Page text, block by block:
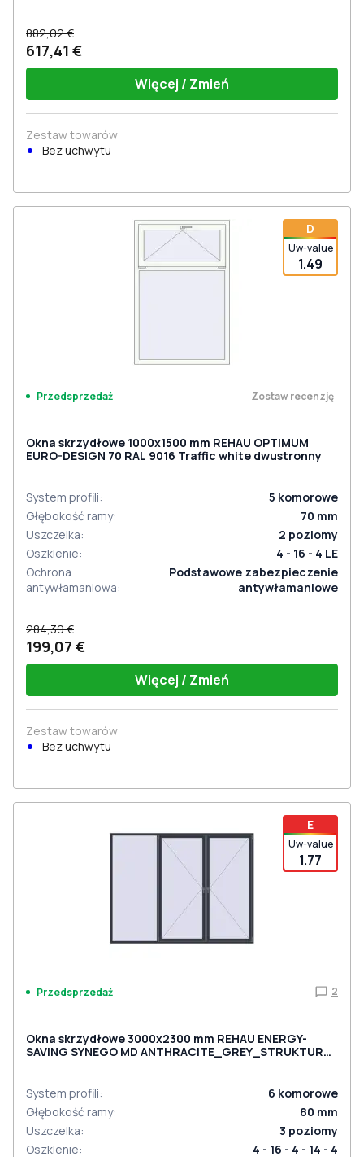
882,02 €
617,41 €
Więcej / Zmień
Zestaw towarów
Bez uchwytu
D
Uw-value
1.49
Przedsprzedaż Zostaw recenzję
Okna skrzydłowe 1000x1500 mm REHAU OPTIMUM
EURO-DESIGN 70 RAL 9016 Traffic white dwustronny
System profili: 5 komorowe
Głębokość ramy: 70 mm
Uszczelka: 2 poziomy
Oszklenie:
4 - 16 - 4 LE
Ochrona
antywłamaniowa:
Podstawowe zabezpieczenie
antywłamaniowe
284,39 €
199,07 €
Więcej / Zmień
Zestaw towarów
Bez uchwytu
E
Uw-value
1.77
Przedsprzedaż 2
Okna skrzydłowe 3000x2300 mm REHAU ENERGY-
SAVING SYNEGO MD ANTHRACITE_GREY_STRUKTURAL
System profili: 6 komorowe
Głębokość ramy: 80 mm
Uszczelka: 3 poziomy
Oszklenie: 4 - 16 - 4 - 14 - 4